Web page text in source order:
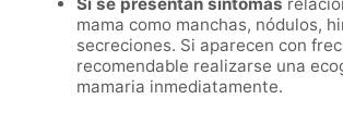
mama como manchas, nódulos,
secreciones. Si aparecen con
recomendable realizarse una
mamaria inmediatamente.